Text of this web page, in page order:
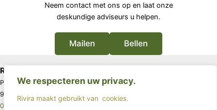
We respecteren uw privacy.
Rivira maakt gebruikt van cookies.
Neem contact met ons op en laat onze
deskundige adviseurs u helpen.
Mailen Bellen
Rivira
Postbus 67
9640 AB Veendam
085 - 4017963